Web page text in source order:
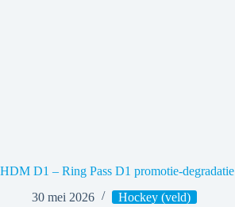
HDM D1 – Ring Pass D1 promotie-degradatie
30 mei 2026
Hockey (veld)